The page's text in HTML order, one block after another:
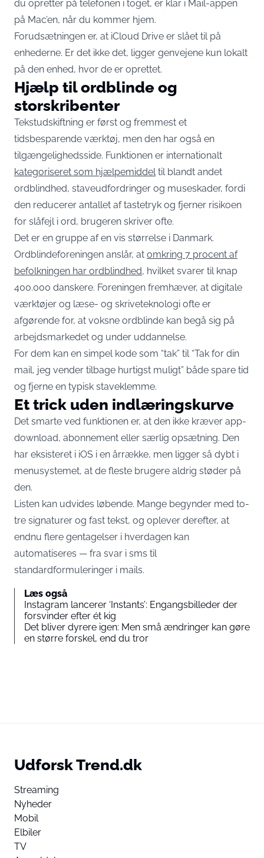
du opretter på telefonen i toget, er klar i Mail-appen
på Mac’en, når du kommer hjem.
Forudsætningen er, at iCloud Drive er slået til på
enhederne. Er det ikke det, ligger genvejene kun lokalt
på den enhed, hvor de er oprettet.
Hjælp til ordblinde og
storskribenter
Tekstudskiftning er først og fremmest et
tidsbesparende værktøj, men den har også en
tilgængelighedsside. Funktionen er internationalt
kategoriseret som hjælpemiddel til blandt andet
ordblindhed, staveudfordringer og museskader, fordi
den reducerer antallet af tastetryk og fjerner risikoen
for slåfejl i ord, brugeren skriver ofte.
Det er en gruppe af en vis størrelse i Danmark.
Ordblindeforeningen anslår, at omkring 7 procent af
befolkningen har ordblindhed, hvilket svarer til knap
400.000 danskere. Foreningen fremhæver, at digitale
værktøjer og læse- og skriveteknologi ofte er
afgørende for, at voksne ordblinde kan begå sig på
arbejdsmarkedet og under uddannelse.
For dem kan en simpel kode som “tak” til “Tak for din
mail, jeg vender tilbage hurtigst muligt” både spare tid
og fjerne en typisk staveklemme.
Et trick uden indlæringskurve
Det smarte ved funktionen er, at den ikke kræver app-
download, abonnement eller særlig opsætning. Den
har eksisteret i iOS i en årrække, men ligger så dybt i
menusystemet, at de fleste brugere aldrig støder på
den.
Listen kan udvides løbende. Mange begynder med to-
tre signaturer og fast tekst, og oplever derefter, at
endnu flere gentagelser i hverdagen kan
automatiseres — fra svar i sms til
standardformuleringer i mails.
Læs også
Instagram lancerer ‘Instants’: Engangsbilleder der
forsvinder efter ét kig
Det bliver dyrere igen: Men små ændringer kan gøre
en større forskel, end du tror
Udforsk Trend.dk
Streaming
Nyheder
Mobil
Elbiler
TV